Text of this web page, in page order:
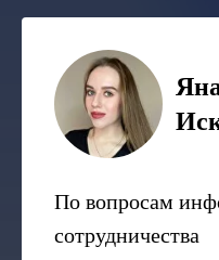
По вопросам
сотрудничества